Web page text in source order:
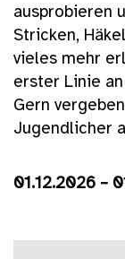
ausprobieren
Stricken,
vieles mehr
erster Linie
Gern
Jugendlicher
01.12.2026 –